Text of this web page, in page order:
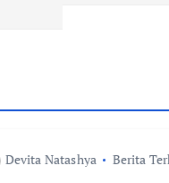
Devita Natashya Berita